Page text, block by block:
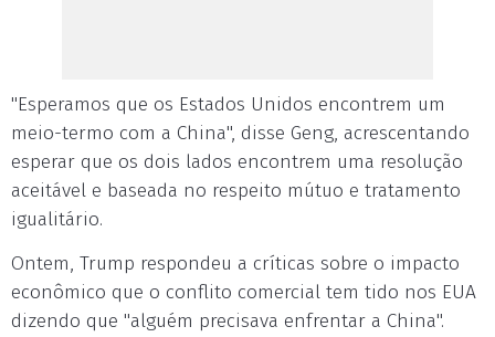
"Esperamos que os Estados Unidos encontrem um
meio-termo com a China", disse Geng, acrescentando
esperar que os dois lados encontrem uma resolução
aceitável e baseada no respeito mútuo e tratamento
igualitário.
Ontem, Trump respondeu a críticas sobre o impacto
econômico que o conflito comercial tem tido nos EUA
dizendo que "alguém precisava enfrentar a China".